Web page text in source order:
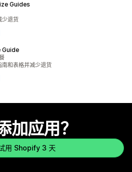
Guides
少退货
Guide
和表格并减少退货
加应用？
用 Shopify 3 天